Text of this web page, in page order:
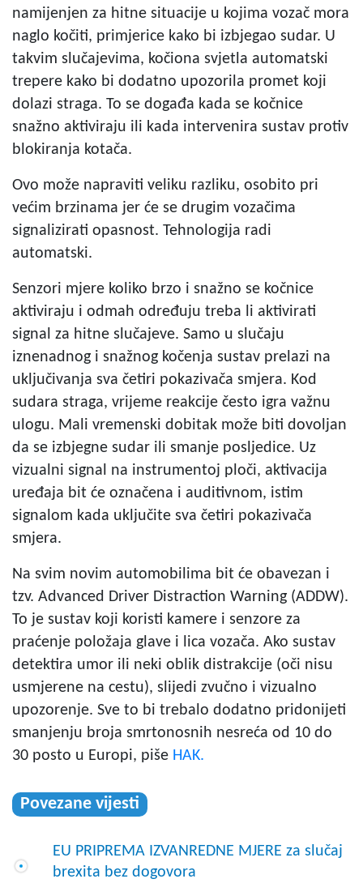
namijenjen za hitne situacije u kojima vozač mora
naglo kočiti, primjerice kako bi izbjegao sudar. U
takvim slučajevima, kočiona svjetla automatski
trepere kako bi dodatno upozorila promet koji
dolazi straga. To se događa kada se kočnice
snažno aktiviraju ili kada intervenira sustav protiv
blokiranja kotača.
Ovo može napraviti veliku razliku, osobito pri
većim brzinama jer će se drugim vozačima
signalizirati opasnost. Tehnologija radi
automatski.
Senzori mjere koliko brzo i snažno se kočnice
aktiviraju i odmah određuju treba li aktivirati
signal za hitne slučajeve. Samo u slučaju
iznenadnog i snažnog kočenja sustav prelazi na
uključivanja sva četiri pokazivača smjera. Kod
sudara straga, vrijeme reakcije često igra važnu
ulogu. Mali vremenski dobitak može biti dovoljan
da se izbjegne sudar ili smanje posljedice. Uz
vizualni signal na instrumentoj ploči, aktivacija
uređaja bit će označena i auditivnom, istim
signalom kada uključite sva četiri pokazivača
smjera.
Na svim novim automobilima bit će obavezan i
tzv. Advanced Driver Distraction Warning (ADDW).
To je sustav koji koristi kamere i senzore za
praćenje položaja glave i lica vozača. Ako sustav
detektira umor ili neki oblik distrakcije (oči nisu
usmjerene na cestu), slijedi zvučno i vizualno
upozorenje. Sve to bi trebalo dodatno pridonijeti
smanjenju broja smrtonosnih nesreća od 10 do
30 posto u Europi, piše HAK.
Povezane vijesti
EU PRIPREMA IZVANREDNE MJERE za slučaj
brexita bez dogovora